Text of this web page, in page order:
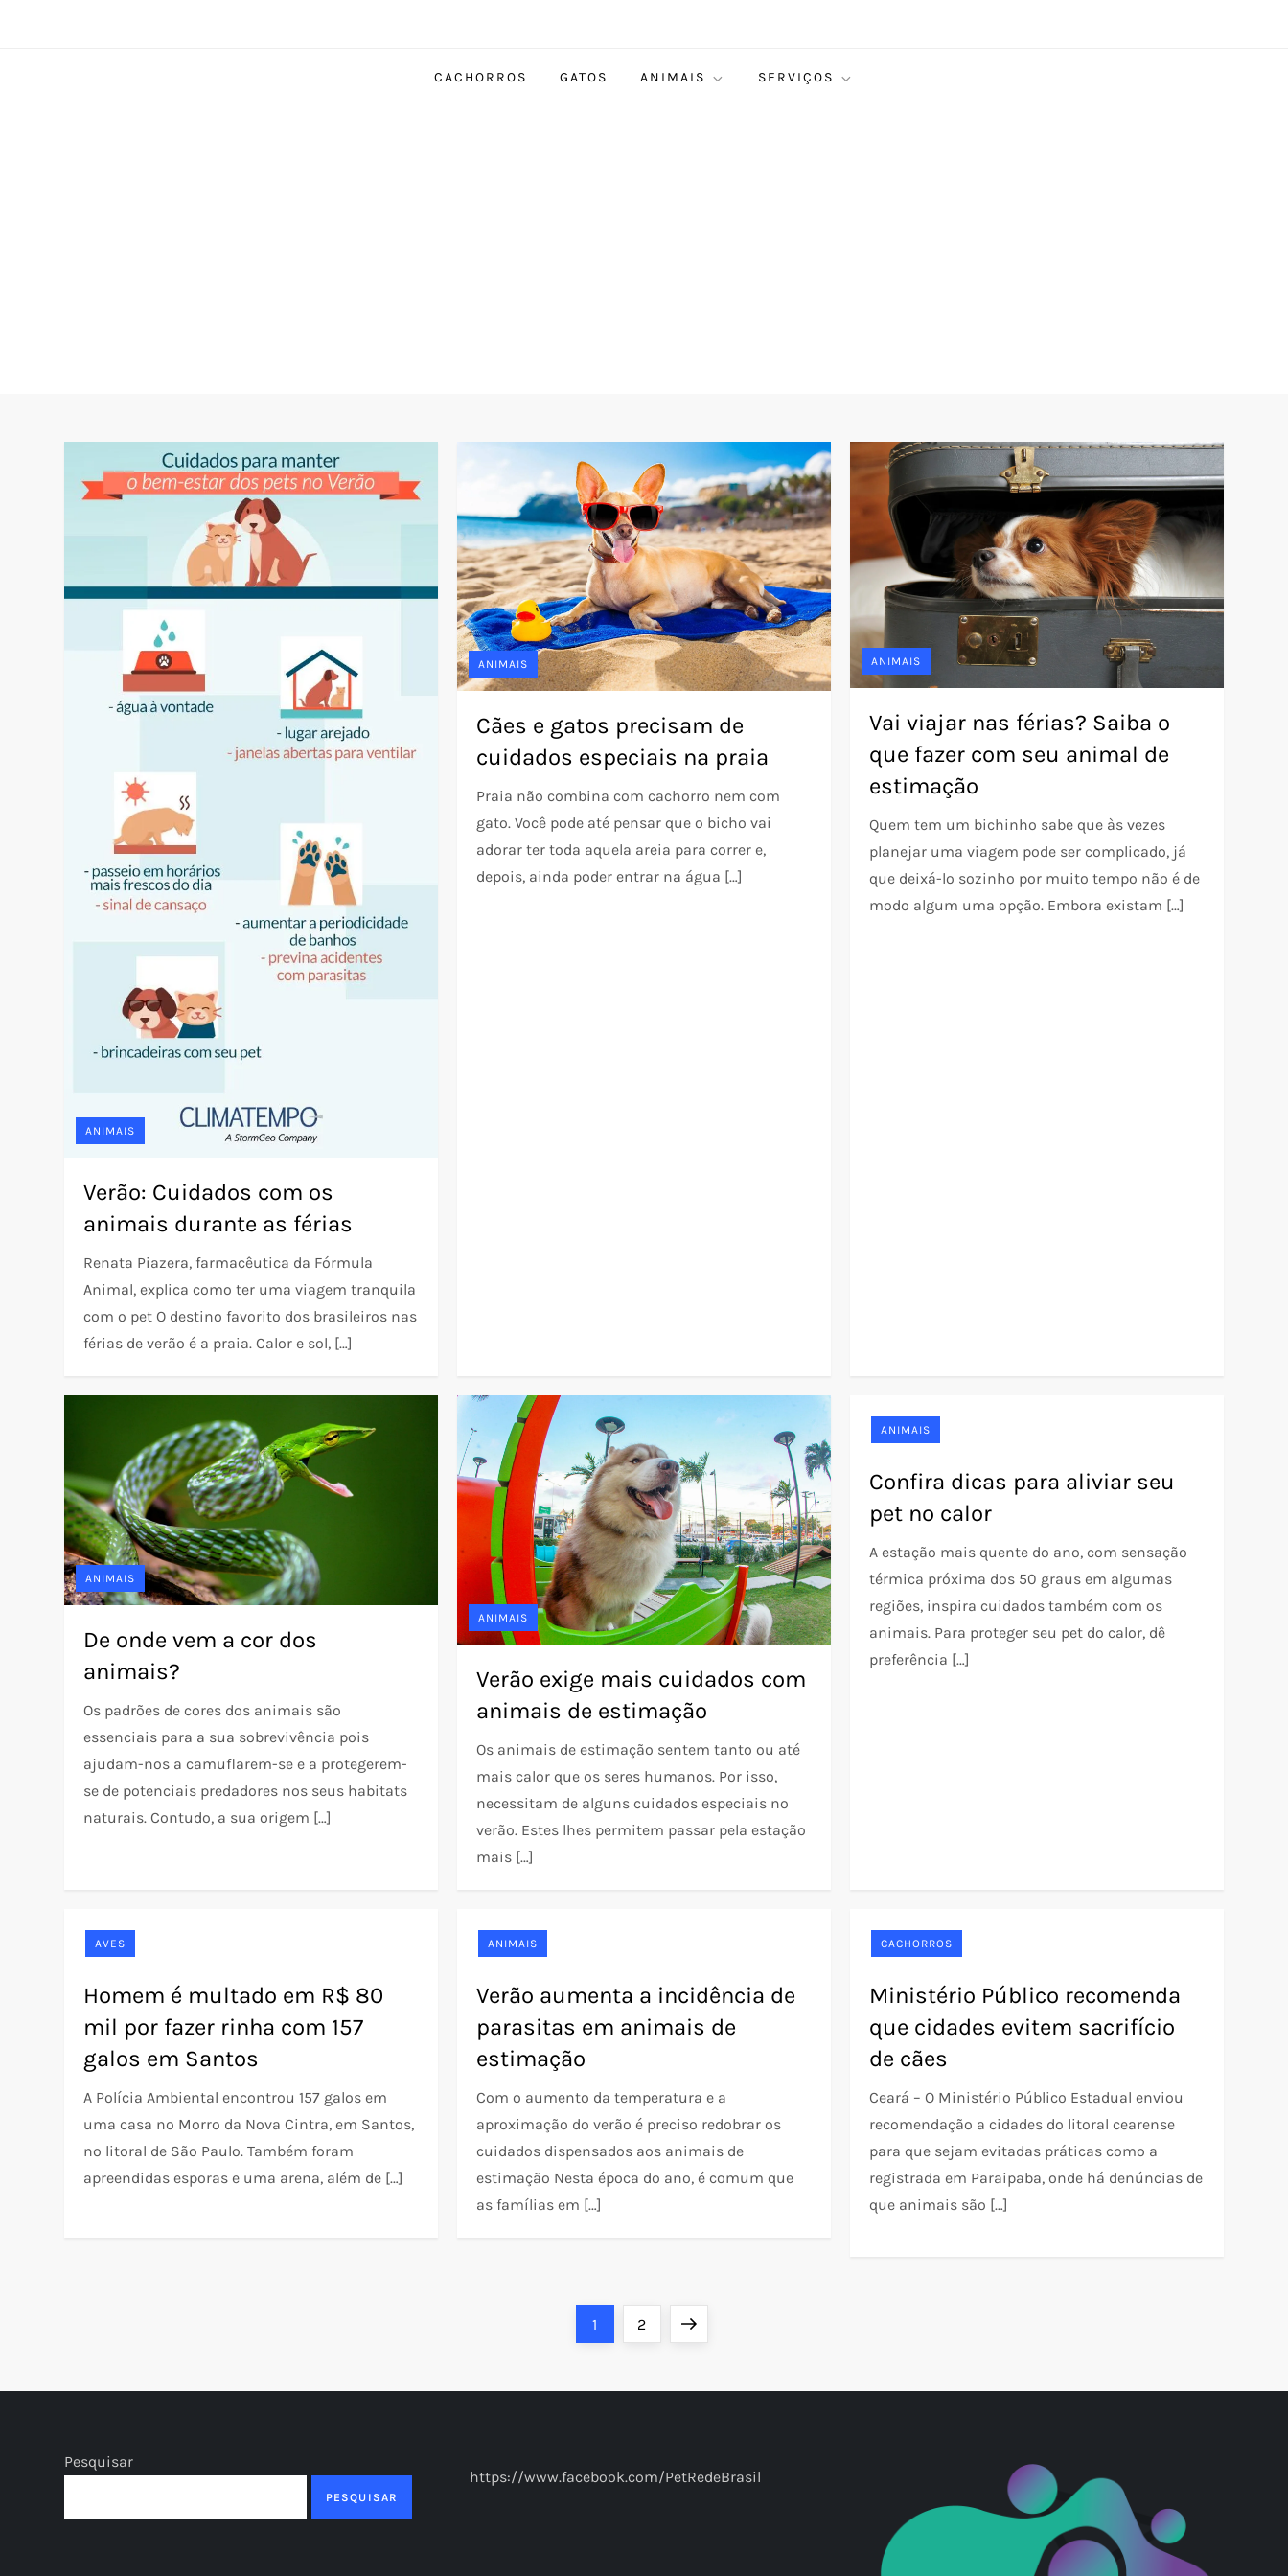
CACHORROS GATOS ANIMAIS SERVIÇOS
ANIMAIS
Verão: Cuidados com os
animais durante as férias
Renata Piazera, farmacêutica da Fórmula
Animal, explica como ter uma viagem tranquila
com o pet O destino favorito dos brasileiros nas
férias de verão é a praia. Calor e sol, […]
ANIMAIS
Cães e gatos precisam de
cuidados especiais na praia
Praia não combina com cachorro nem com
gato. Você pode até pensar que o bicho vai
adorar ter toda aquela areia para correr e,
depois, ainda poder entrar na água […]
ANIMAIS
Vai viajar nas férias? Saiba o
que fazer com seu animal de
estimação
Quem tem um bichinho sabe que às vezes
planejar uma viagem pode ser complicado, já
que deixá-lo sozinho por muito tempo não é de
modo algum uma opção. Embora existam […]
ANIMAIS
De onde vem a cor dos
animais?
Os padrões de cores dos animais são
essenciais para a sua sobrevivência pois
ajudam-nos a camuflarem-se e a protegerem-
se de potenciais predadores nos seus habitats
naturais. Contudo, a sua origem […]
ANIMAIS
Verão exige mais cuidados com
animais de estimação
Os animais de estimação sentem tanto ou até
mais calor que os seres humanos. Por isso,
necessitam de alguns cuidados especiais no
verão. Estes lhes permitem passar pela estação
mais […]
ANIMAIS
Confira dicas para aliviar seu
pet no calor
A estação mais quente do ano, com sensação
térmica próxima dos 50 graus em algumas
regiões, inspira cuidados também com os
animais. Para proteger seu pet do calor, dê
preferência […]
AVES
Homem é multado em R$ 80
mil por fazer rinha com 157
galos em Santos
A Polícia Ambiental encontrou 157 galos em
uma casa no Morro da Nova Cintra, em Santos,
no litoral de São Paulo. Também foram
apreendidas esporas e uma arena, além de […]
ANIMAIS
Verão aumenta a incidência de
parasitas em animais de
estimação
Com o aumento da temperatura e a
aproximação do verão é preciso redobrar os
cuidados dispensados aos animais de
estimação Nesta época do ano, é comum que
as famílias em […]
CACHORROS
Ministério Público recomenda
que cidades evitem sacrifício
de cães
Ceará – O Ministério Público Estadual enviou
recomendação a cidades do litoral cearense
para que sejam evitadas práticas como a
registrada em Paraipaba, onde há denúncias de
que animais são […]
i
Page
1 Page
2 Next
Pesquisar
PESQUISAR
https://www.facebook.com/PetRedeBrasil